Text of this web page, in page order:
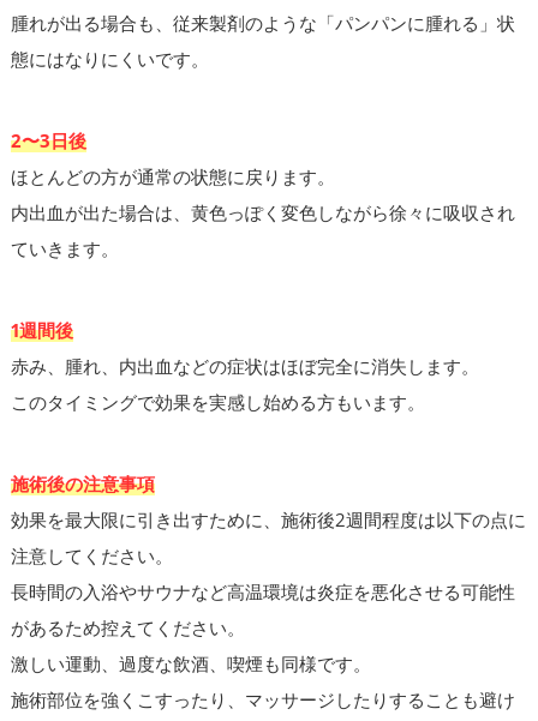
腫れが出る場合も、従来製剤のような「パンパンに腫れる」状
態にはなりにくいです。
2〜3日後
ほとんどの方が通常の状態に戻ります。
内出血が出た場合は、黄色っぽく変色しながら徐々に吸収され
ていきます。
1週間後
赤み、腫れ、内出血などの症状はほぼ完全に消失します。
このタイミングで効果を実感し始める方もいます。
施術後の注意事項
効果を最大限に引き出すために、施術後2週間程度は以下の点に
注意してください。
長時間の入浴やサウナなど高温環境は炎症を悪化させる可能性
があるため控えてください。
激しい運動、過度な飲酒、喫煙も同様です。
施術部位を強くこすったり、マッサージしたりすることも避け